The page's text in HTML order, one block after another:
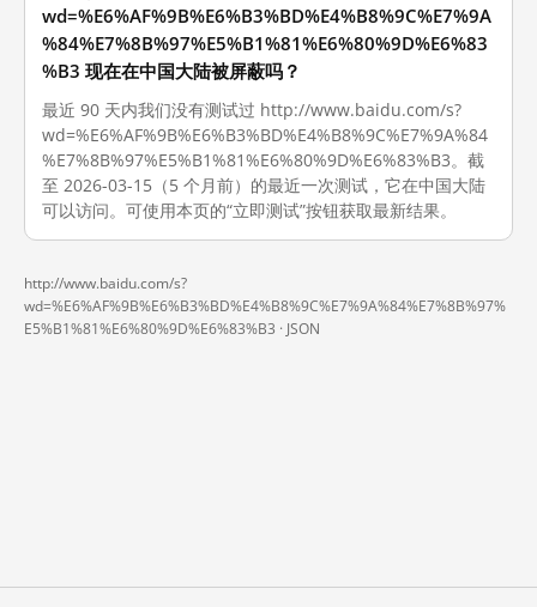
wd=%E6%AF%9B%E6%B3%BD%E4%B8%9C%E7%9A
%84%E7%8B%97%E5%B1%81%E6%80%9D%E6%83
%B3 现在在中国大陆被屏蔽吗？
最近 90 天内我们没有测试过 http://www.baidu.com/s?
wd=%E6%AF%9B%E6%B3%BD%E4%B8%9C%E7%9A%84
%E7%8B%97%E5%B1%81%E6%80%9D%E6%83%B3。截
至 2026-03-15（5 个月前）的最近一次测试，它在中国大陆
可以访问。可使用本页的“立即测试”按钮获取最新结果。
http://www.baidu.com/s?
wd=%E6%AF%9B%E6%B3%BD%E4%B8%9C%E7%9A%84%E7%8B%97%
E5%B1%81%E6%80%9D%E6%83%B3 · JSON